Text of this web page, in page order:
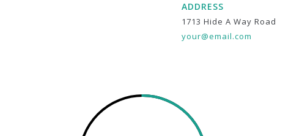
ADDRESS
1713 Hide A Way Road
your@email.com